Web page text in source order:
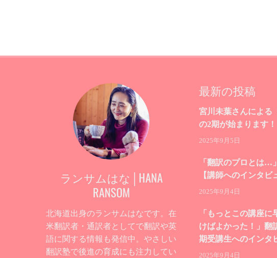
ランサムはな│HANA
RANSOM
北海道出身のランサムはなです。在
米翻訳者・通訳者としてで翻訳や英
語に関する情報も発信中。やさしい
翻訳塾で後進の育成にも注力してい
最新の投稿
宮川未葉さんによる
の2期が始まります！
2025年9月5日
「翻訳のプロとは…
【講師へのインタビ
2025年9月4日
「もっとこの講座に
けばよかった！」翻
期受講生へのインタ
2025年9月4日